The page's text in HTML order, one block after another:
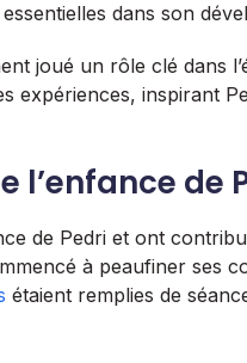
dans son
joué un rôle clé dans
expériences, inspirant
l’enfance de
de Pedri et ont
à peaufiner ses
étaient remplies de